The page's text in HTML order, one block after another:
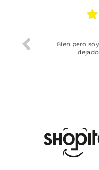
trobat
Bien pero soy
dejado